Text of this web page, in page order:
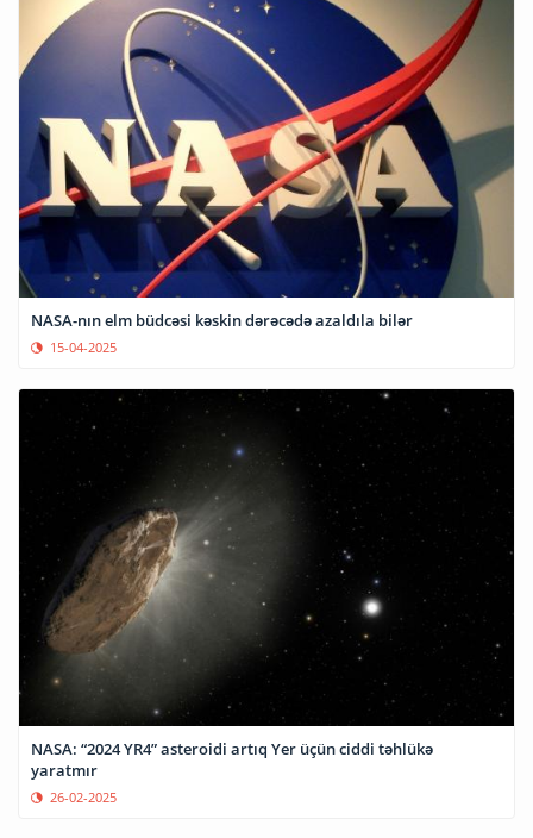
NASA-nın elm büdcəsi kəskin dərəcədə azaldıla bilər
15-04-2025
NASA: “2024 YR4” asteroidi artıq Yer üçün ciddi təhlükə
yaratmır
26-02-2025